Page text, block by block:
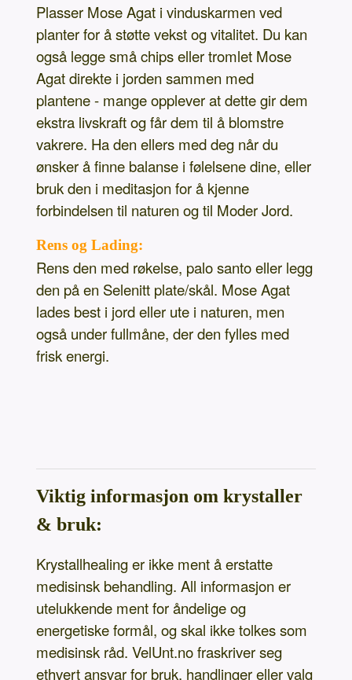
Plasser Mose Agat i vinduskarmen ved
planter for å støtte vekst og vitalitet. Du kan
også legge små chips eller tromlet Mose
Agat direkte i jorden sammen med
plantene - mange opplever at dette gir dem
ekstra livskraft og får dem til å blomstre
vakrere. Ha den ellers med deg når du
ønsker å finne balanse i følelsene dine, eller
bruk den i meditasjon for å kjenne
forbindelsen til naturen og til Moder Jord.
Rens og Lading:
Rens den med røkelse, palo santo eller legg
den på en Selenitt plate/skål. Mose Agat
lades best i jord eller ute i naturen, men
også under fullmåne, der den fylles med
frisk energi.
Viktig informasjon om krystaller
& bruk:
Krystallhealing er ikke ment å erstatte
medisinsk behandling. All informasjon er
utelukkende ment for åndelige og
energetiske formål, og skal ikke tolkes som
medisinsk råd. VelUnt.no fraskriver seg
ethvert ansvar for bruk, handlinger eller valg